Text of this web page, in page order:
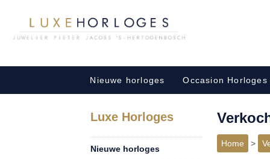
Nieuwe horloges Occasion Horloges
Luxe Horloges
Nieuwe horloges
Home >